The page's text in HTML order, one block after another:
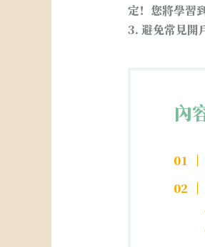
定！您將學習
3. 避免常見開
內